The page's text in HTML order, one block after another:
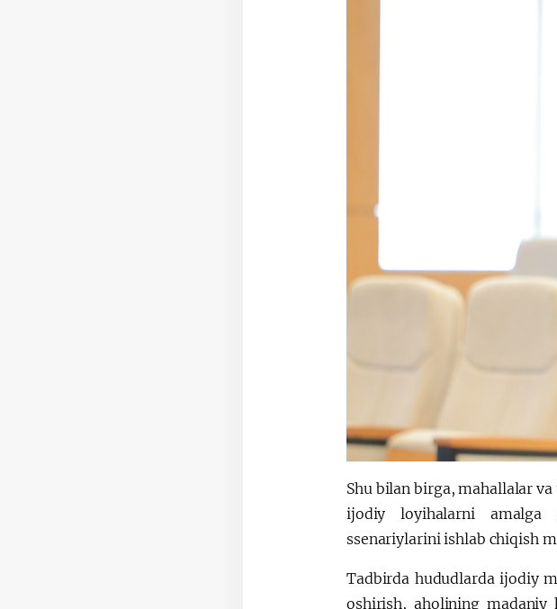
Shu bilan birga, mahallalar
ijodiy loyihalarni amalga
ssenariylarini ishlab chiqish
Tadbirda hududlarda ijodiy
oshirish, aholining